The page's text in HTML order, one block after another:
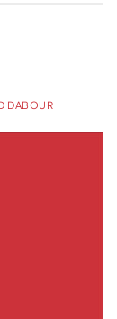
DABOUR